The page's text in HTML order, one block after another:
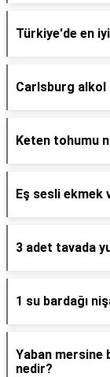
Türkiye'de en
Carlsburg alkol
Keten tohumu
Eş sesli ekmek
3 adet tavada
1 su bardağı
Yaban mersine
nedir?